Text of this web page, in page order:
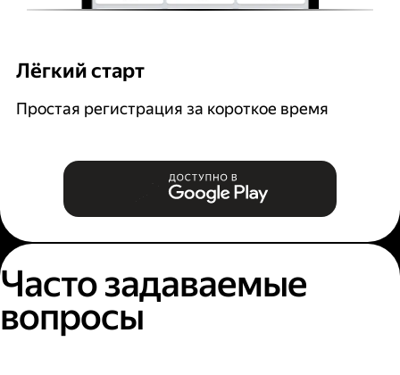
Лёгкий старт
Простая регистрация за короткое время
Часто задаваемые
вопросы